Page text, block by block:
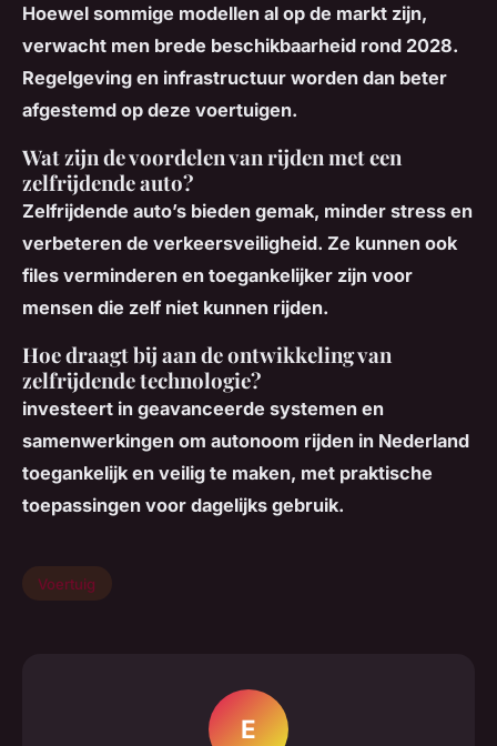
Hoewel sommige modellen al op de markt zijn,
verwacht men brede beschikbaarheid rond 2028.
Regelgeving en infrastructuur worden dan beter
afgestemd op deze voertuigen.
Wat zijn de voordelen van rijden met een
zelfrijdende auto?
Zelfrijdende auto’s bieden gemak, minder stress en
verbeteren de verkeersveiligheid. Ze kunnen ook
files verminderen en toegankelijker zijn voor
mensen die zelf niet kunnen rijden.
Hoe draagt bij aan de ontwikkeling van
zelfrijdende technologie?
investeert in geavanceerde systemen en
samenwerkingen om autonoom rijden in Nederland
toegankelijk en veilig te maken, met praktische
toepassingen voor dagelijks gebruik.
Voertuig
E